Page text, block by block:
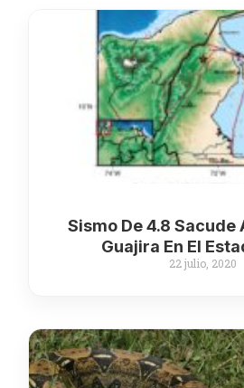
Sismo De 4.8 Sacude
Guajira En El
22 julio, 2020